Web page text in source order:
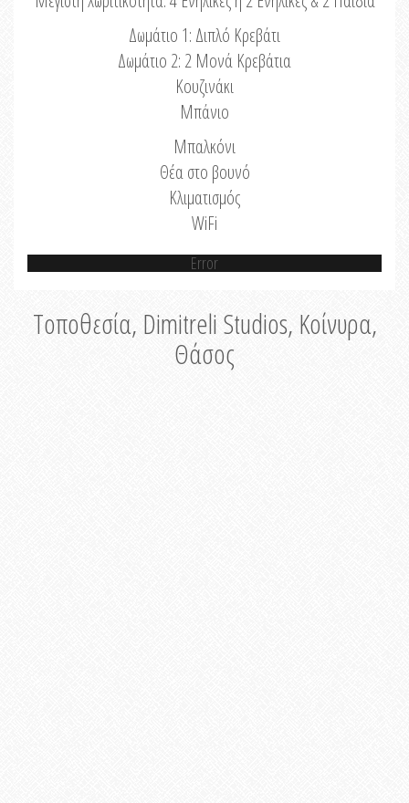
Δωμάτιο 1: Διπλό Κρεβάτι
Δωμάτιο 2: 2 Μονά Κρεβάτια
Κουζινάκι
Μπάνιο
Μπαλκόνι
Θέα στο βουνό
Κλιματισμός
WiFi
Error
Τοποθεσία, Dimitreli Studios, Κοίνυρα,
Θάσος